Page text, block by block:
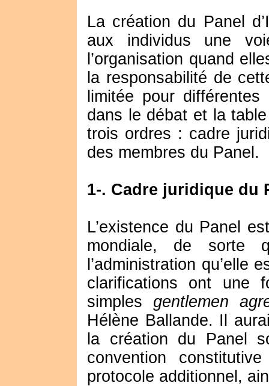
La création du Panel
aux individus une
l’organisation quand
la responsabilité de
limitée pour
dans le débat et la
trois ordres : cadre
des membres du Panel.
1-. Cadre juridique du
L’existence du Panel
mondiale, de sorte
l’administration qu’elle
clarifications ont une
simples gentlemen
Hélène Ballande. Il
la création du Panel
convention
protocole additionnel,